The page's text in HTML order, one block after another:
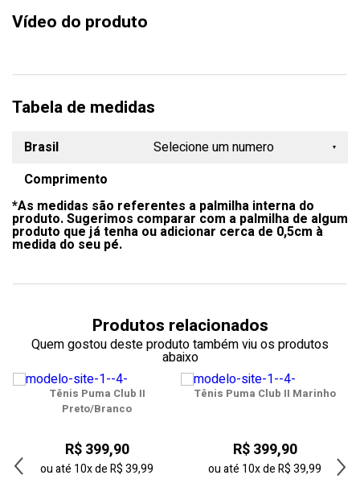
Vídeo do produto
Tabela de medidas
Brasil
Comprimento
*As medidas são referentes a palmilha interna do
produto. Sugerimos comparar com a palmilha de algum
produto que já tenha ou adicionar cerca de 0,5cm à
medida do seu pé.
Selecione um numero
35
39
Produtos relacionados
Quem gostou deste produto também viu os produtos
abaixo
Tênis Puma Club II
Preto/Branco
R$ 399,90
ou até 10xdeR$ 39,99
Tênis Puma Club II Marinho
R$ 399,90
ou até 10xdeR$ 39,99